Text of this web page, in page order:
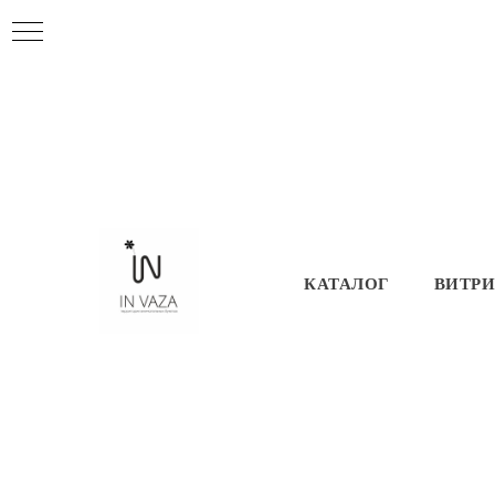
КАТАЛОГ